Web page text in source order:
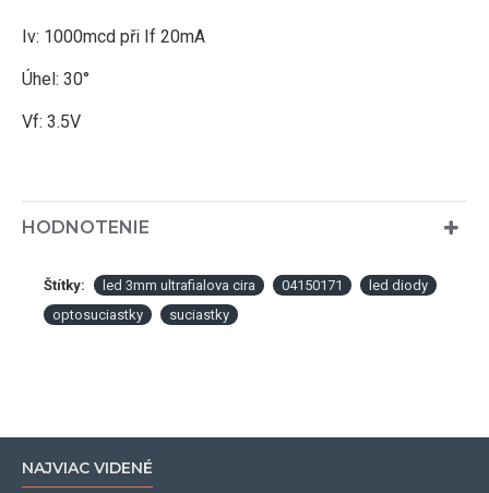
Iv: 1000mcd při If 20mA
Úhel: 30°
Vf: 3.5V
HODNOTENIE
Štítky: led 3mm ultrafialova cira 04150171
led diody
optosuciastky
suciastky
NAJVIAC VIDENÉ